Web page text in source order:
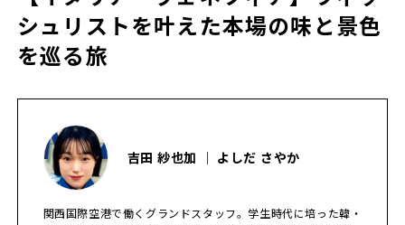
シュリストを叶えた本場の味と景色
を巡る旅
吉田 紗也加 ｜ よしだ さやか
関西国際空港で働くグランドスタッフ。学生時代に培った韓・